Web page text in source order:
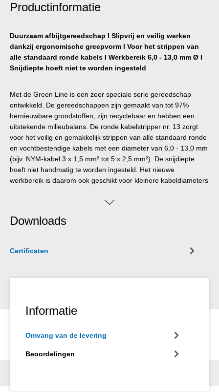
Productinformatie
Duurzaam afbijtgereedschap I Slipvrij en veilig werken
dankzij ergonomische greepvorm I Voor het strippen van
alle standaard ronde kabels I Werkbereik 6,0 - 13,0 mm Ø I
Snijdiepte hoeft niet te worden ingesteld
Met de Green Line is een zeer speciale serie gereedschap
ontwikkeld. De gereedschappen zijn gemaakt van tot 97%
hernieuwbare grondstoffen, zijn recyclebaar en hebben een
uitstekende milieubalans. De ronde kabelstripper nr. 13 zorgt
voor het veilig en gemakkelijk strippen van alle standaard ronde
en vochtbestendige kabels met een diameter van 6,0 - 13,0 mm
(bijv. NYM-kabel 3 x 1,5 mm² tot 5 x 2,5 mm²). De snijdiepte
hoeft niet handmatig te worden ingesteld. Het nieuwe
werkbereik is daarom ook geschikt voor kleinere kabeldiameters
handgreep maakt het gereedschap bijzonder gemakkelijk
de No. 13 ronde kabelstripper comfortabel en stevig in de hand
plaatsing van de messen raken de gegalvaniseerde messen niet
lengteaanslag geïntegreerd voor eventuele kleine batches of
tot 10 cm in stappen van 0,5 cm.
Downloads
Certificaten
Informatie
Omvang van de levering
Beoordelingen